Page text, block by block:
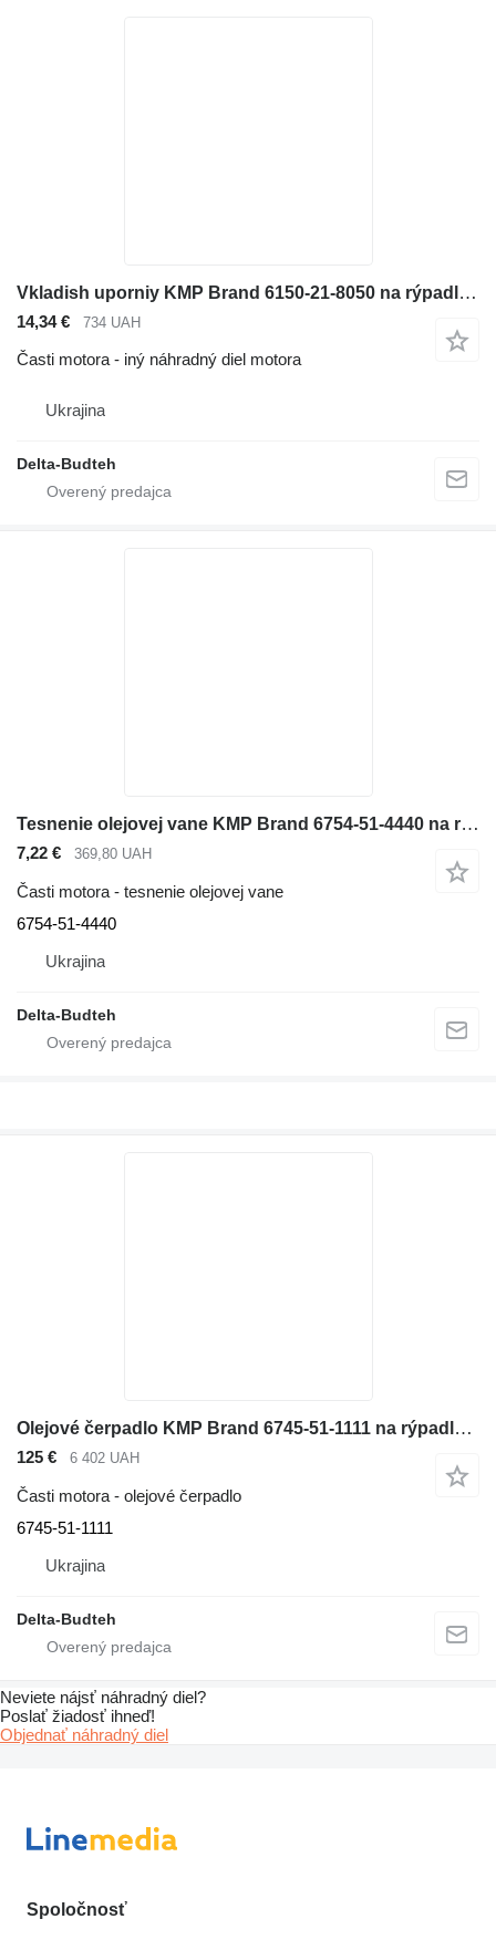
Vkladish uporniy KMP Brand 6150-21-8050 na rýpadla Komatsu
14,34 € 734 UAH
Časti motora - iný náhradný diel motora
Ukrajina
Delta-Budteh
Tesnenie olejovej vane KMP Brand 6754-51-4440 na rýpadla Komatsu
7,22 € 369,80 UAH
Časti motora - tesnenie olejovej vane
6754-51-4440
Ukrajina
Delta-Budteh
Olejové čerpadlo KMP Brand 6745-51-1111 na rýpadla Komatsu
125 € 6 402 UAH
Časti motora - olejové čerpadlo
6745-51-1111
Ukrajina
Delta-Budteh
Neviete nájsť náhradný diel?
Poslať žiadosť ihneď!
Objednať náhradný diel
Spoločnosť